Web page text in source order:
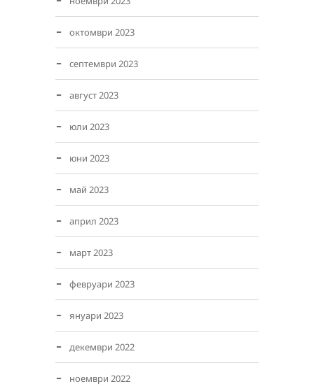
октомври 2023
септември 2023
август 2023
юли 2023
юни 2023
май 2023
април 2023
март 2023
февруари 2023
януари 2023
декември 2022
ноември 2022